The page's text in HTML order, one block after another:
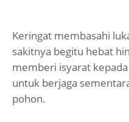
Keringat membasahi
sakitnya begitu hebat
memberi isyarat
untuk berjaga
pohon.